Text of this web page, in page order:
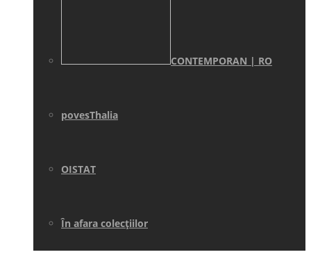
CONTEMPORAN | RO
povesThalia
OISTAT
În afara colecţiilor